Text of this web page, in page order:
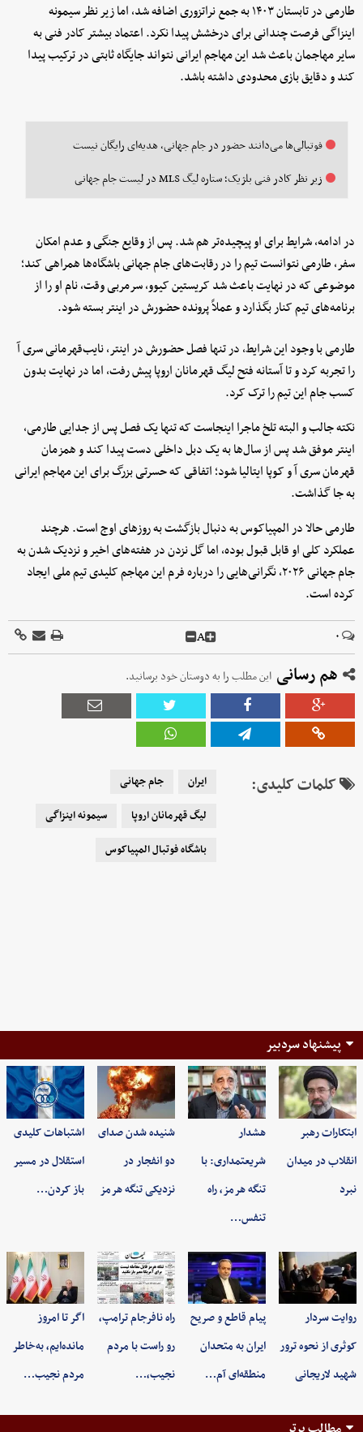
طارمی در تابستان ۱۴۰۳ به جمع نراتزوری اضافه شد، اما زیر نظر سیمونه
اینزاگی فرصت چندانی برای درخشش پیدا نکرد. اعتماد بیشتر کادر فنی به
سایر مهاجمان باعث شد این مهاجم ایرانی نتواند جایگاه ثابتی در ترکیب پیدا
کند و دقایق بازی محدودی داشته باشد.
فوتبالی‌ها می‌دانند حضور در جام جهانی، هدیه‌ای رایگان نیست
زیر نظر کادر فنی بلژیک؛ ستاره لیگ MLS در لیست جام جهانی
در ادامه، شرایط برای او پیچیده‌تر هم شد. پس از وقایع جنگی و عدم امکان
سفر، طارمی نتوانست تیم را در رقابت‌های جام جهانی باشگاه‌ها همراهی کند؛
موضوعی که در نهایت باعث شد کریستین کیوو، سرمربی وقت، نام او را از
برنامه‌های تیم کنار بگذارد و عملاً پرونده حضورش در اینتر بسته شود.
طارمی با وجود این شرایط، در تنها فصل حضورش در اینتر، نایب‌قهرمانی سری آ
را تجربه کرد و تا آستانه فتح لیگ قهرمانان اروپا پیش رفت، اما در نهایت بدون
کسب جام این تیم را ترک کرد.
نکته جالب و البته تلخ ماجرا اینجاست که تنها یک فصل پس از جدایی طارمی،
اینتر موفق شد پس از سال‌ها به یک دبل داخلی دست پیدا کند و همزمان
قهرمان سری آ و کوپا ایتالیا شود؛ اتفاقی که حسرتی بزرگ برای این مهاجم ایرانی
به جا گذاشت.
طارمی حالا در المپیاکوس به دنبال بازگشت به روزهای اوج است. هرچند
عملکرد کلی او قابل قبول بوده، اما گل نزدن در هفته‌های اخیر و نزدیک شدن به
جام جهانی ۲۰۲۶، نگرانی‌هایی را درباره فرم این مهاجم کلیدی تیم ملی ایجاد
کرده است.
۰ A
هم رسانی این مطلب را به دوستان خود برسانید.
کلمات کلیدی: ایران
جام جهانی
لیگ قهرمانان اروپا
سیمونه اینزاگی
باشگاه فوتبال المپیاکوس
پیشنهاد سردبیر
ابتکارات رهبر
انقلاب در میدان
نبرد
هشدار
شریعتمداری: با
تنگه هرمز، راه
تنفس…
شنیده شدن صدای
دو انفجار در
نزدیکی تنگه هرمز
اشتباهات کلیدی
استقلال در مسیر
باز کردن…
روایت سردار
کوثری از نحوه ترور
شهید لاریجانی
پیام قاطع و صریح
ایران به متحدان
منطقه‌ای آم…
راه نافرجام ترامپ،
رو راست با مردم
نجیب،…
اگر تا امروز
مانده‌ایم، به‌خاطر
مردم نجیب…